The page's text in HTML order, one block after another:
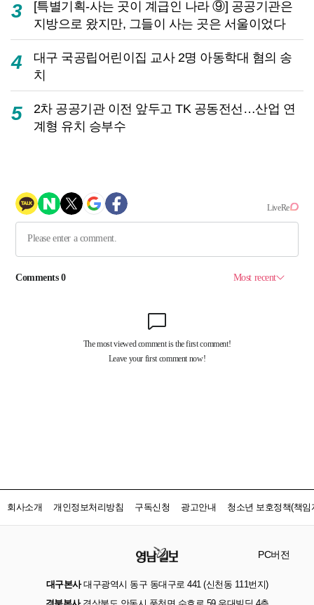
3
[특별기획-사는 곳이 계급인 나라 ⑨] 공공기관은
지방으로 왔지만, 그들이 사는 곳은 서울이었다
4
대구 국공립어린이집 교사 2명 아동학대 혐의 송
치
5
2차 공공기관 이전 앞두고 TK 공동전선…산업 연
계형 유치 승부수
회사소개 개인정보처리방침 구독신청 광고안내 청소년 보호정책(책임
PC버전
대구본사대구광역시 동구 동대구로 441 (신천동 111번지)